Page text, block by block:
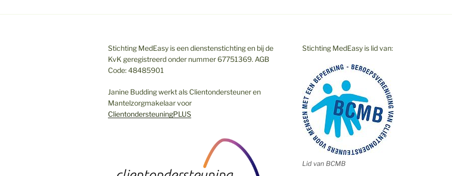
Stichting MedEasy is een dienstenstichting en bij de
KvK geregistreerd onder nummer 67751369. AGB
Code: 48485901
Janine Budding werkt als Clientondersteuner en
Mantelzorgmakelaar voor
ClientondersteuningPLUS
Stichting MedEasy is lid van:
Lid van BCMB